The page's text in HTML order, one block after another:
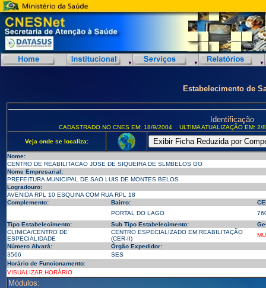
Estabelecimento de
Identificação
CADASTRADO NO CNES EM: 18/9/2004 ULTIMA ATUALIZAÇÃO EM:
Veja onde se localiza:
Nome:
CENTRO DE REABILITACAO JOSE DE SIQUEIRA DE SLMBELOS GO
Nome Empresarial:
PREFEITURA MUNICIPAL DE SAO LUIS DE MONTES BELOS
Logradouro:
AVENIDA RPL 10 ESQUINA COM RUA RPL 18
Complemento:
Bairro:
PORTAL DO LAGO
Tipo Estabelecimento:
Sub Tipo Estabelecimento:
CLINICA/CENTRO DE
ESPECIALIDADE
CENTRO ESPECIALIZADO EM REABILITAÇÃO
(CER-II)
Número Alvará:
Órgão Expedidor:
3566
SES
Horário de Funcionamento:
VISUALIZAR HORÁRIO
Módulos: